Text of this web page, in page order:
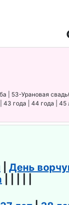
| 53-Урановая
года | 44 года | 45
День